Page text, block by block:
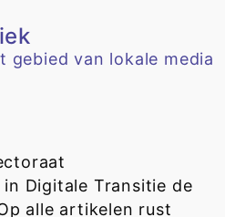
gebied van lokale media
Digitale Transitie de
alle artikelen rust